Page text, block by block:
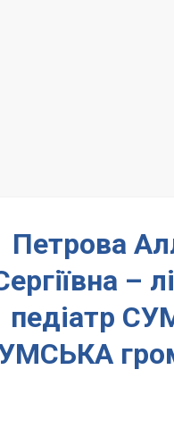
Петрова
–
педіатр